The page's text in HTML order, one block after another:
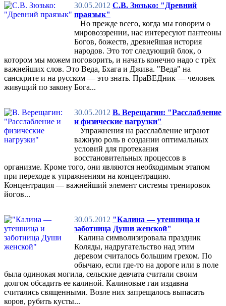
30.05.2012 С.В. Зюзько: "Древний
праязык"
Но прежде всего, когда мы говорим о
мировоззрении, нас интересуют пантеоны
Богов, божеств, древнейшая история
народов. Это тот следующий блок, о
котором мы можем поговорить, и начать конечно надо с трёх
важнейших слов. Это Веда, Бхага и Джива. "Веда" на
санскрите и на русском — это знать. ПраВЕДник — человек
живущий по закону Бога...
30.05.2012 В. Верещагин: "Расслабление
и физические нагрузки"
Упражнения на расслабление играют
важную роль в создании оптимальных
условий для протекания
восстановительных процессов в
организме. Кроме того, они являются необходимым этапом
при переходе к упражнениям на концентрацию.
Концентрация — важнейший элемент системы тренировок
йогов...
30.05.2012 "Калина — утешница и
заботница Души женской"
Калина символизировала праздник
Коляды, надругательство над этим
деревом считалось большим грехом. По
обычаю, если где-то на дороге или в поле
была одинокая могила, сельские девчата считали своим
долгом обсадить ее калиной. Калиновые гаи издавна
считались священными. Возле них запрещалось выпасать
коров, рубить кусты...